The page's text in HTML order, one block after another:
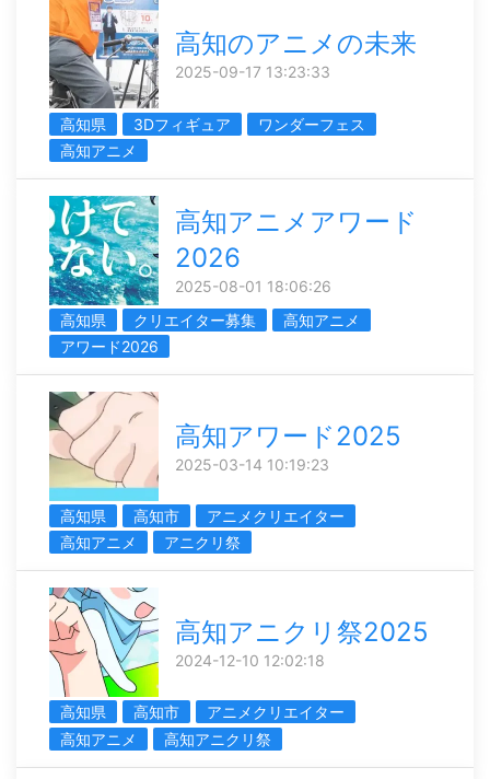
高知のアニメの未来
2025-09-17 13:23:33
高知県 3Dフィギュア
ワンダーフェス
高知アニメ
高知アニメアワード
2026
2025-08-01 18:06:26
高知県
クリエイター募集
高知アニメ
アワード2026
高知アワード2025
2025-03-14 10:19:23
高知県 高知市
アニメクリエイター
高知アニメ
アニクリ祭
高知アニクリ祭2025
2024-12-10 12:02:18
高知県 高知市
アニメクリエイター
高知アニメ
高知アニクリ祭